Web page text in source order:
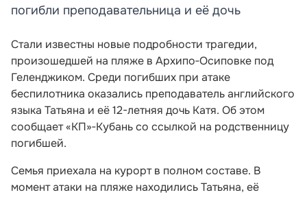
погибли преподавательница и её дочь
Стали известны новые подробности трагедии,
произошедшей на пляже в Архипо‑Осиповке под
Геленджиком. Среди погибших при атаке
беспилотника оказались преподаватель английского
языка Татьяна и её 12-летняя дочь Катя. Об этом
сообщает «КП»‑Кубань со ссылкой на родственницу
погибшей.
Семья приехала на курорт в полном составе. В
момент атаки на пляже находились Татьяна, её